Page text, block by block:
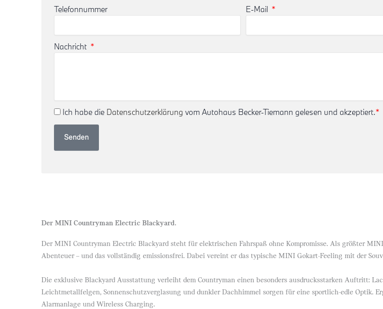
Telefonnummer E-Mail
Nachricht
Ich habe die Datenschutzerklärung vom Autohaus Becker-Tiemann gelesen und akzeptiert.*
Senden
Der MINI Countryman Electric Blackyard.
Der MINI Countryman Electric Blackyard steht für elektrischen Fahrspaß ohne Kompromisse. Als größter
Abenteuer – und das vollständig emissionsfrei. Dabei vereint er das typische MINI Gokart-Feeling mit der
Die exklusive Blackyard Ausstattung verleiht dem Countryman einen besonders ausdrucksstarken Auftritt:
Leichtmetallfelgen, Sonnenschutzverglasung und dunkler Dachhimmel sorgen für eine sportlich-edle Optik.
Alarmanlage und Wireless Charging.